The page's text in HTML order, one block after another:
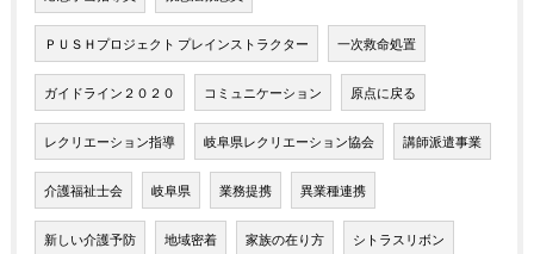
ＰＵＳＨプロジェクト プレインストラクター 一次救命処置
ガイドライン２０２０ コミュニケーション 原点に戻る
レクリエーション指導 岐阜県レクリエーション協会 講師派遣事業
介護福祉士会 岐阜県 業務提携 異業種連携
新しい介護予防 地域密着 家族の在り方 シトラスリボン